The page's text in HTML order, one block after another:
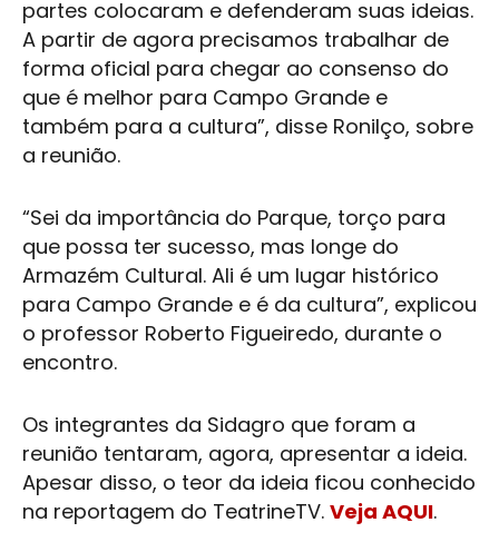
partes colocaram e defenderam suas ideias.
A partir de agora precisamos trabalhar de
forma oficial para chegar ao consenso do
que é melhor para Campo Grande e
também para a cultura”, disse Ronilço, sobre
a reunião.
“Sei da importância do Parque, torço para
que possa ter sucesso, mas longe do
Armazém Cultural. Ali é um lugar histórico
para Campo Grande e é da cultura”, explicou
o professor Roberto Figueiredo, durante o
encontro.
Os integrantes da Sidagro que foram a
reunião tentaram, agora, apresentar a ideia.
Apesar disso, o teor da ideia ficou conhecido
na reportagem do TeatrineTV. Veja AQUI.